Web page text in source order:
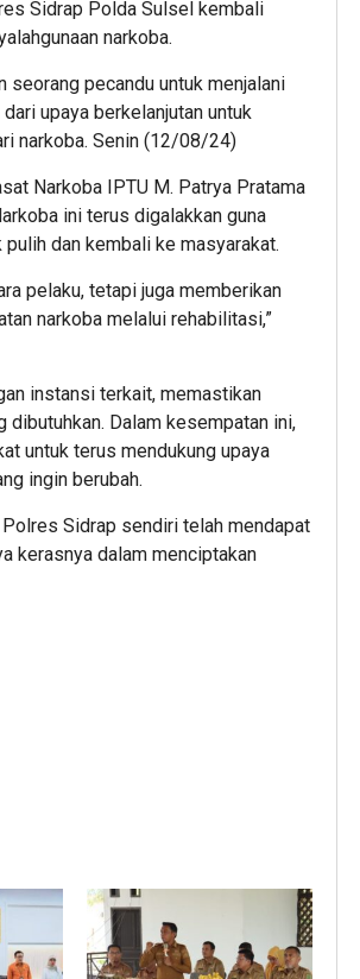
Sidrap Polda Sulsel kembali
narkoba.
seorang pecandu untuk menjalani
upaya berkelanjutan untuk
narkoba. Senin (12/08/24)
Narkoba IPTU M. Patrya Pratama
ini terus digalakkan guna
dan kembali ke masyarakat.
pelaku, tetapi juga memberikan
narkoba melalui rehabilitasi,”
instansi terkait, memastikan
dibutuhkan. Dalam kesempatan ini,
untuk terus mendukung upaya
ingin berubah.
Sidrap sendiri telah mendapat
kerasnya dalam menciptakan